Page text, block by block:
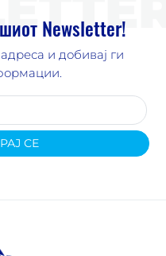
Newsletter!
и добивај ги
СЕ